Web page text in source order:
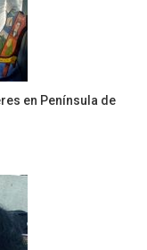
en Península de